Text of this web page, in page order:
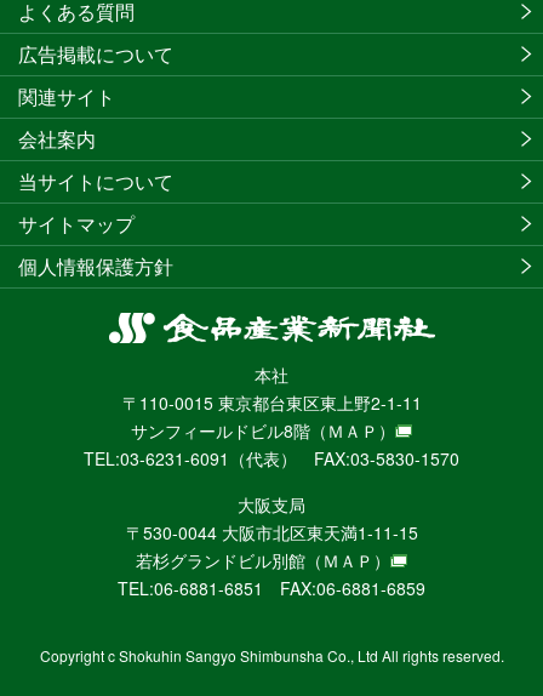
食
産
業
新
聞
社
ニ
ュ
ー
WEB
本社
〒110-0015 東京都台東区東上野2-1-11
サンフィールドビル8階 （ＭＡＰ）
TEL:03-6231-6091（代表） FAX:03-5830-1570
大阪支局
〒530-0044 大阪市北区東天満1-11-15
若杉グランドビル別館 （ＭＡＰ）
TEL:06-6881-6851 FAX:06-6881-6859
よくある質問
広告掲載について
関連サイト
会社案内
当サイトについて
サイトマップ
個人情報保護方針
Copyright c Shokuhin Sangyo Shimbunsha Co., Ltd All rights reserved.